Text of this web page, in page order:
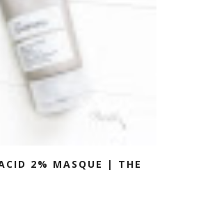
2% MASQUE | THE